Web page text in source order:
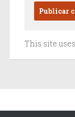
This site